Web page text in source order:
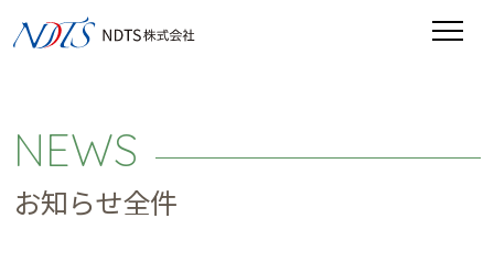
NEWS
お知らせ全件